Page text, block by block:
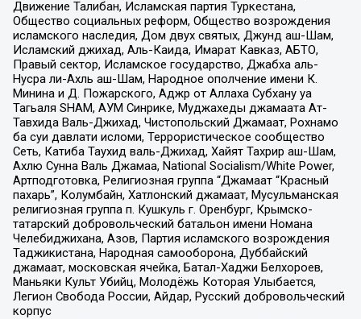
Движение Талибан, Исламская партия Туркестана,
Общество социальных реформ, Общество возрождения
исламского наследия, Дом двух святых, Джунд аш-Шам,
Исламский джихад, Аль-Каида, Имарат Кавказ, АБТО,
Правый сектор, Исламское государство, Джабха аль-
Нусра ли-Ахль аш-Шам, Народное ополчение имени К.
Минина и Д. Пожарского, Аджр от Аллаха Субхану уа
Тагьаля SHAM, АУМ Синрике, Муджахеды джамаата Ат-
Тавхида Валь-Джихад, Чистопольский Джамаат, Рохнамо
ба суи давлати исломи, Террористическое сообщество
Сеть, Катиба Таухид валь-Джихад, Хайят Тахрир аш-Шам,
Ахлю Сунна Валь Джамаа, National Socialism/White Power,
Артподготовка, Религиозная группа “Джамаат “Красный
пахарь”, Колумбайн, Хатлонский джамаат, Мусульманская
религиозная группа п. Кушкуль г. Оренбург, Крымско-
татарский добровольческий батальон имени Номана
Челебиджихана, Азов, Партия исламского возрождения
Таджикистана, Народная самооборона, Дуббайский
джамаат, московская ячейка, Батал-Хаджи Белхороев,
Маньяки Культ Убийц, Молодёжь Которая Улыбается,
Легион Свобода России, Айдар, Русский добровольческий
корпус